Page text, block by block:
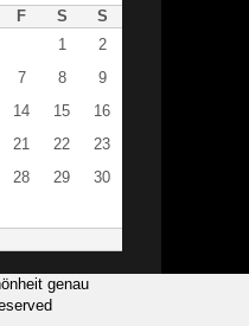
F S S
1
2
7 8
9
14 15
16
21 22
23
28 29
30
genau